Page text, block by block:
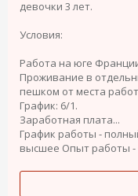
девочки 3 лет.
Условия:
Работа на юге
Проживание в
пешком от места
График: 6/1.
Заработная плата...
График работы -
высшее Опыт работы -